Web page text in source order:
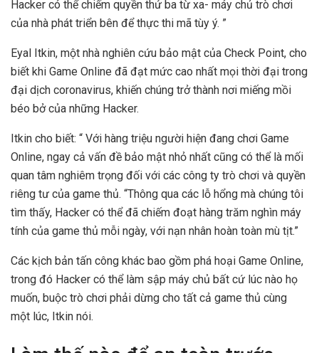
Hacker có thể chiếm quyền thứ ba từ xa- máy chủ trò chơi
của nhà phát triển bên để thực thi mã tùy ý. ”
Eyal Itkin, một nhà nghiên cứu bảo mật của Check Point, cho
biết khi Game Online đã đạt mức cao nhất mọi thời đại trong
đại dịch coronavirus, khiến chúng trở thành nơi miếng mồi
béo bở của những Hacker.
Itkin cho biết: “ Với hàng triệu người hiện đang chơi Game
Online, ngay cả vấn đề bảo mật nhỏ nhất cũng có thể là mối
quan tâm nghiêm trọng đối với các công ty trò chơi và quyền
riêng tư của game thủ. “Thông qua các lỗ hổng mà chúng tôi
tìm thấy, Hacker có thể đã chiếm đoạt hàng trăm nghìn máy
tính của game thủ mỗi ngày, với nạn nhân hoàn toàn mù tịt.”
Các kịch bản tấn công khác bao gồm phá hoại Game Online,
trong đó Hacker có thể làm sập máy chủ bất cứ lúc nào họ
muốn, buộc trò chơi phải dừng cho tất cả game thủ cùng
một lúc, Itkin nói.